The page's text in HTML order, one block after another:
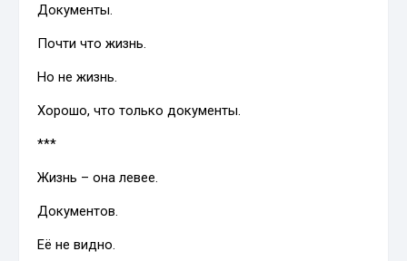
Документы.
Почти что жизнь.
Но не жизнь.
Хорошо, что только документы.
***
Жизнь – она левее.
Документов.
Её не видно.